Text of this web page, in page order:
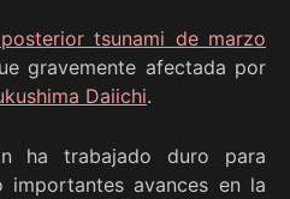
tsunami de marzo
gravemente afectada por
Daiichi.
ha trabajado duro para
importantes avances en la